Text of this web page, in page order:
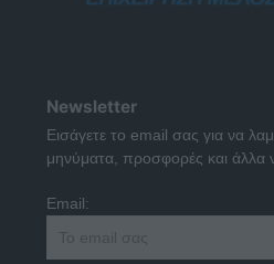
Newsletter
Εισάγετε το email σας για να
μηνύματα, προσφορές και άλλα
Email: